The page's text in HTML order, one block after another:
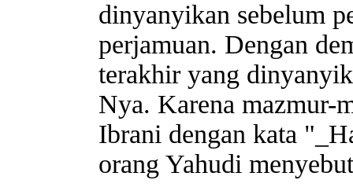
dinyanyikan sebelum
perjamuan. Dengan
terakhir yang
Nya. Karena mazmur-
Ibrani dengan kata
orang Yahudi